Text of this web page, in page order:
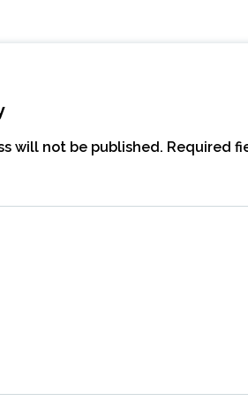
will not be published. Required